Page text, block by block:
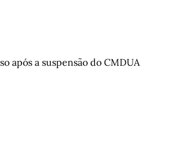
após a suspensão do CMDUA